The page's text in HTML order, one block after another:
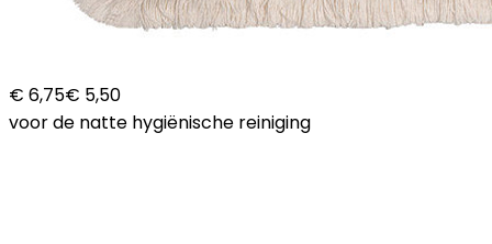
€ 6,75€ 5,50
voor de natte hygiënische reiniging